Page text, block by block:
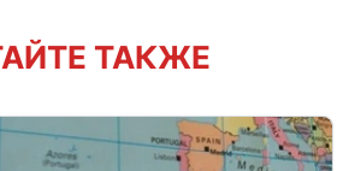
ТАКЖЕ